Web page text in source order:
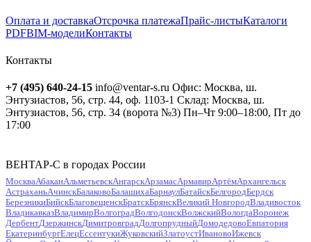
Оплата и доставкаОтсрочка платежаПрайс-листыКаталоги
PDFBIM-моделиКонтакты
Контакты
+7 (495) 640-24-15 info@ventar-s.ru Офис: Москва, ш.
Энтузиастов, 56, стр. 44, оф. 1103-1 Склад: Москва, ш.
Энтузиастов, 56, стр. 34 (ворота №3) Пн–Чт 9:00–18:00, Пт до
17:00
ВЕНТАР-С в городах России
МоскваАбаканАльметьевскАнгарскАрзамасАрмавирАртёмАрхангельск
АстраханьАчинскБалаковоБалашихаБарнаулБатайскБелгородБердск
БерезникиБийскБлаговещенскБратскБрянскВеликий НовгородВладивосток
ВладикавказВладимирВолгоградВолгодонскВолжскийВологдаВоронеж
ДербентДзержинскДимитровградДолгопрудныйДомодедовоЕвпатория
ЕкатеринбургЕлецЕссентукиЖуковскийЗлатоустИвановоИжевск